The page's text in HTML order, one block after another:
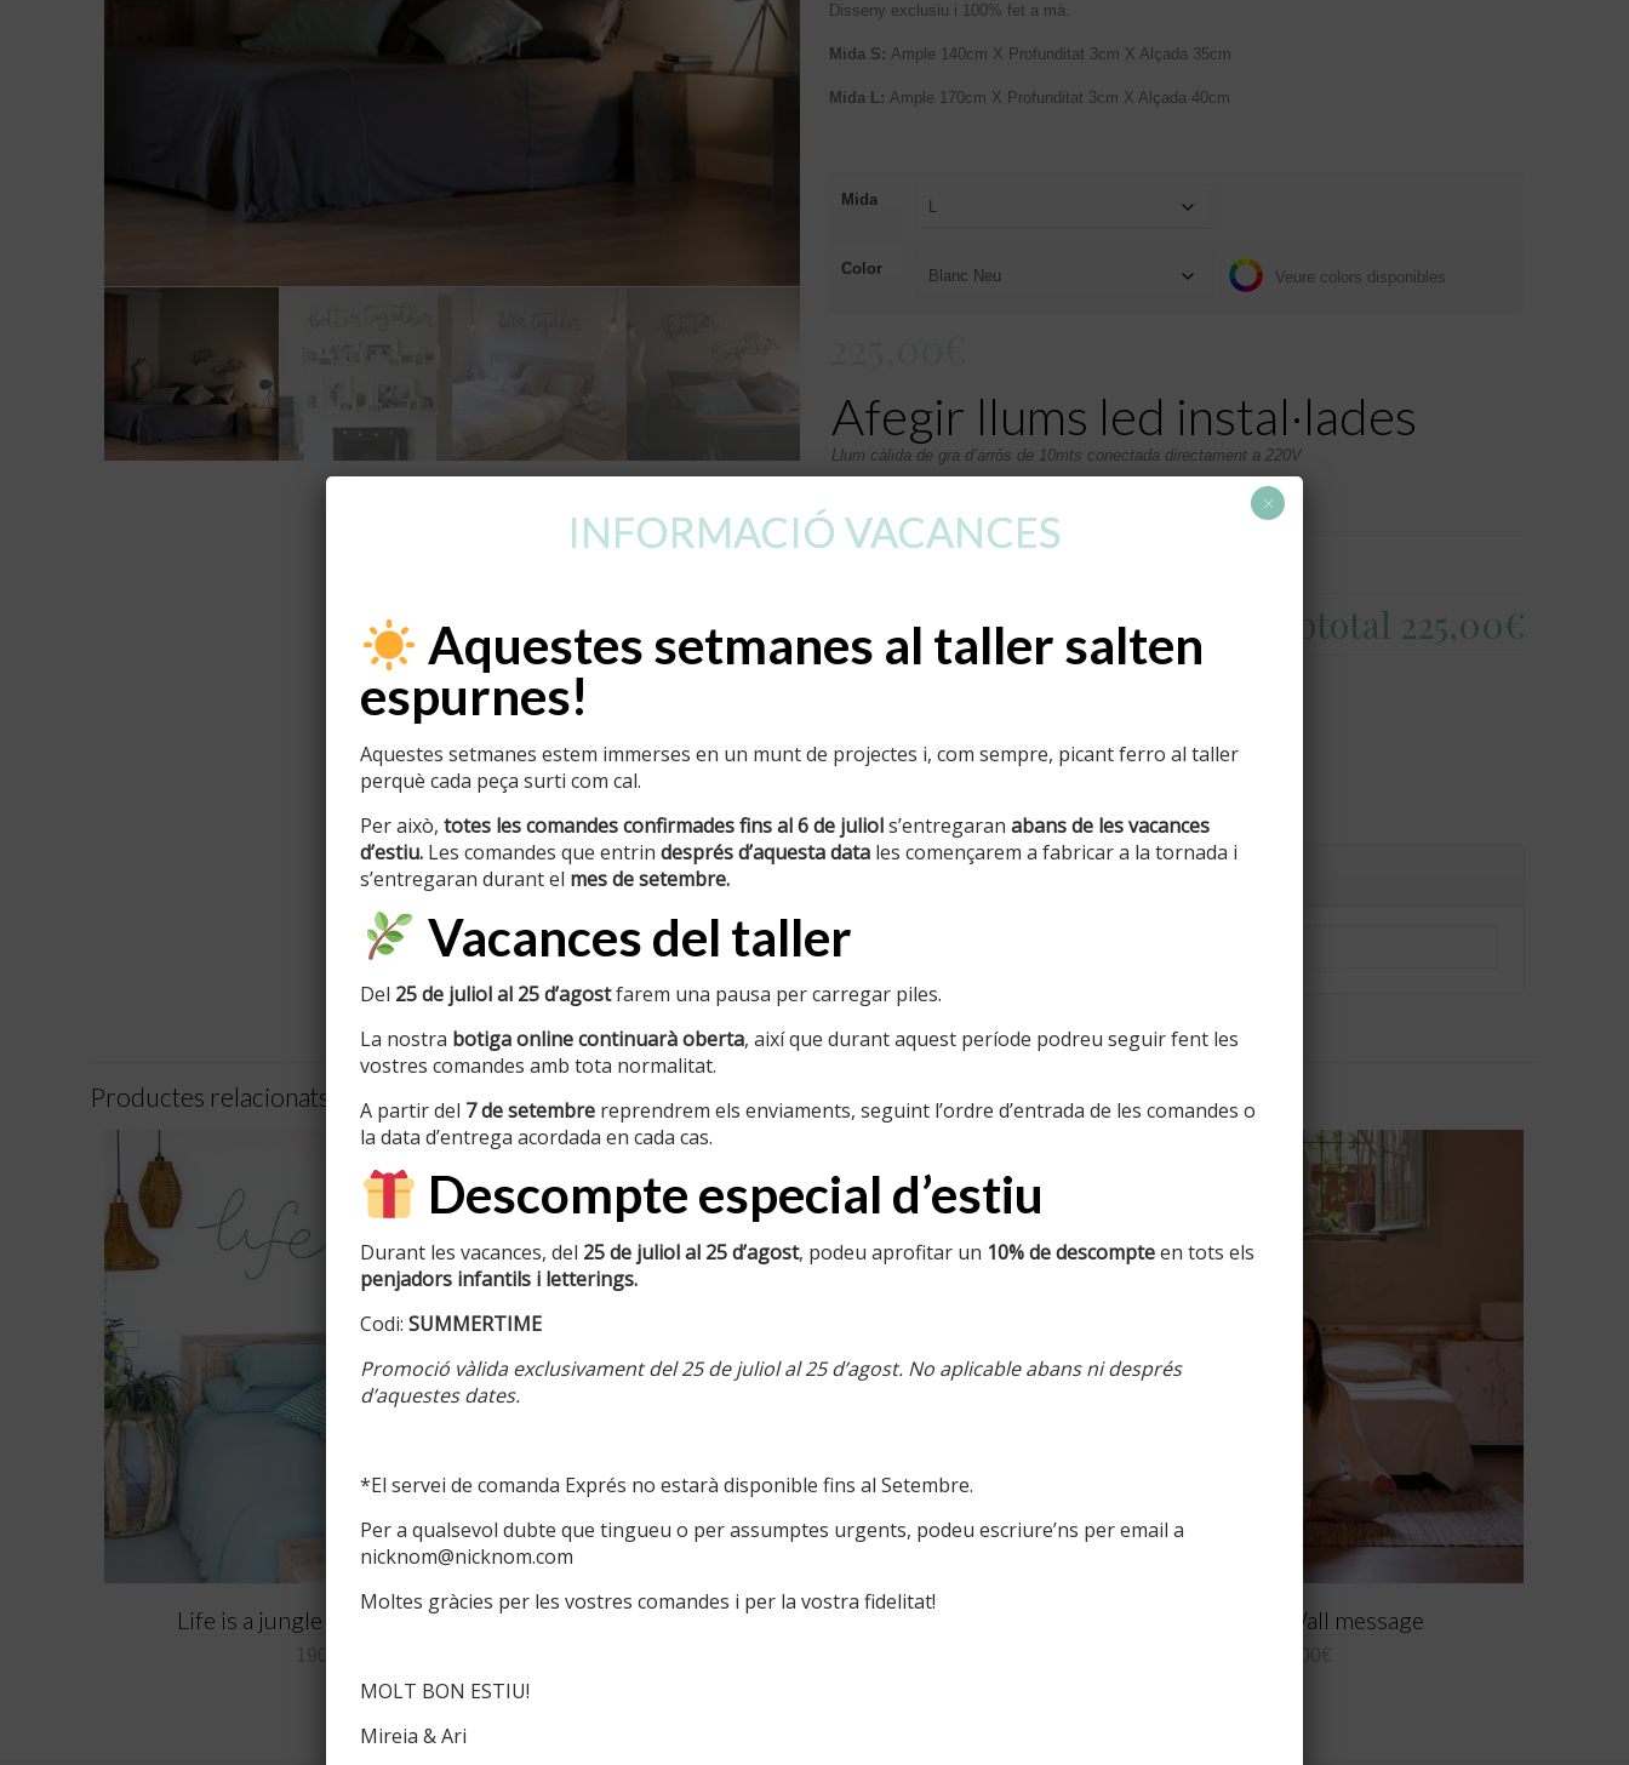
Disseny exclusiu i 100% fet a mà.
Mida S: Ample 140cm X Profunditat 3cm X Alçada 35cm
Mida L: Ample 170cm X Profunditat 3cm X Alçada 40cm
Mida
Color Veure colors disponibles
Afegir llums led instal·lades
Llum càlida de gra d’arròs de 10mts conectada directament a 220V
Subtotal 225,00€
SKU: N/A Wall message
Productes relacionats
Life is a jungle – Wall message
190,00
Kissme – Wall message Namaste – Wall message
160,00€
INFORMACIÓ VACANCES
Aquestes setmanes al taller salten
espurnes!
Aquestes setmanes estem immerses en un munt de projectes i, com sempre, picant ferro al taller
perquè cada peça surti com cal.
Per això, totes les comandes confirmades fins al 6 de juliols’entregaran abans de les vacances
d’estiu.Les comandes que entrin després d’aquesta datales començarem a fabricar a la tornada i
s’entregaran durant el mes de setembre.
Vacances del taller
Del 25 de juliol al 25 d’agostfarem una pausa per carregar piles.
La nostra botiga online continuarà oberta, així que durant aquest període podreu seguir fent les
vostres comandes amb tota normalitat.
A partir del 7 de setembrereprendrem els enviaments, seguint l’ordre d’entrada de les comandes o
la data d’entrega acordada en cada cas.
Descompte especial d’estiu
Durant les vacances, del 25 de juliol al 25 d’agost, podeu aprofitar un 10% de descompteen tots els
penjadors infantils i letterings.
Codi: SUMMERTIME
Promoció vàlida exclusivament del 25 de juliol al 25 d’agost. No aplicable abans ni després
d’aquestes dates.
*El servei de comanda Exprés no estarà disponible fins al Setembre.
Per a qualsevol dubte que tingueu o per assumptes urgents, podeu escriure’ns per email a
nicknom@nicknom.com
Moltes gràcies per les vostres comandes i per la vostra fidelitat!
MOLT BON ESTIU!
Mireia & Ari
×